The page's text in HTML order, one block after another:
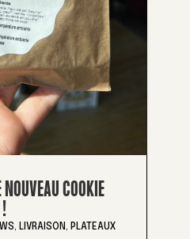
COOKIE
!
, LIVRAISON, PLATEAUX